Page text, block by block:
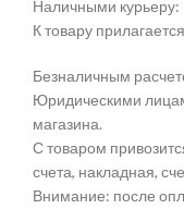
Наличными курьеру:
К товару
Безналичным
Юридическими
магазина.
С товаром
счета, накладная,
Внимание: после